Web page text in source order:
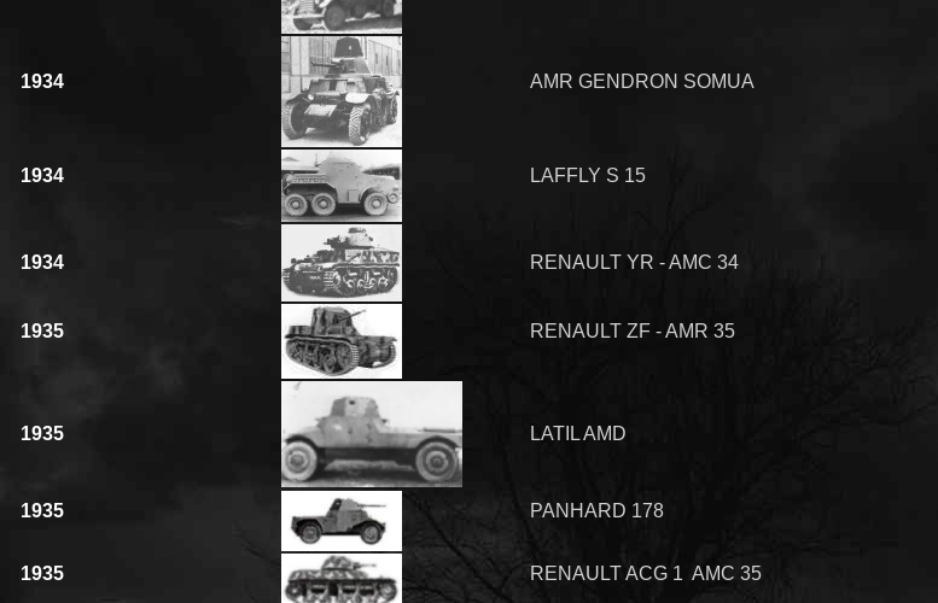
1934 AMR GENDRON SOMUA
1934 LAFFLY S 15
1934 RENAULT YR - AMC 34
1935 RENAULT ZF - AMR 35
1935 LATIL AMD
1935 PANHARD 178
1935 RENAULT ACG 1 AMC 35